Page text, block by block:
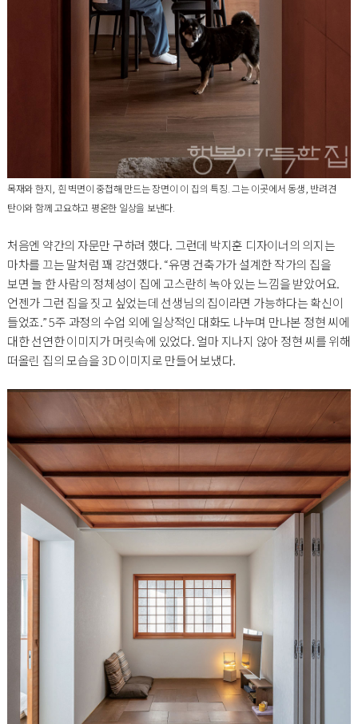
목재와 한지, 흰 벽면이 중첩해 만드는 장면이 이 집의 특징. 그는 이곳에서 동생, 반려견
탄이와 함께 고요하고 평온한 일상을 보낸다.
처음엔 약간의 자문만 구하려 했다. 그런데 박지훈 디자이너의 의지는
마차를 끄는 말처럼 꽤 강건했다. “유명 건축가가 설계한 작가의 집을
보면 늘 한 사람의 정체성이 집에 고스란히 녹아 있는 느낌을 받았어요.
언젠가 그런 집을 짓고 싶었는데 선생님의 집이라면 가능하다는 확신이
들었죠.” 5주 과정의 수업 외에 일상적인 대화도 나누며 만나본 정현 씨에
대한 선연한 이미지가 머릿속에 있었다. 얼마 지나지 않아 정현 씨를 위해
떠올린 집의 모습을 3D 이미지로 만들어 보냈다.